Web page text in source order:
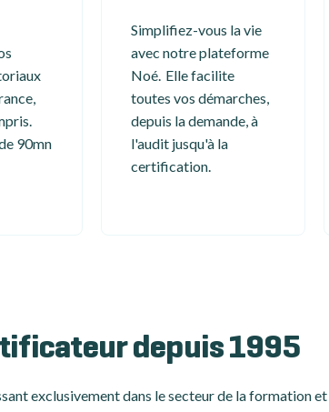
90mn
Simplifiez-vous la vie
avec notre plateforme
Noé. Elle facilite
toutes vos démarches,
depuis la demande, à
l'audit jusqu'à la
certification.
depuis 1995
exclusivement dans le secteur de la formation